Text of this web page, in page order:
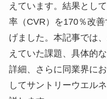
えています。結果とし
率（CVR）を170％改
げました。本記事では
えていた課題、具体的
詳細、さらに同業界に
してサントリーウエル